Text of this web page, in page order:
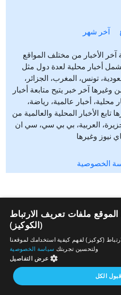
آخر شهر
آخر الأخبار من مختلف المواقع
أخبار محلية لعدة دول مثل
تونس، المغرب، الجزائر،
وغيرها آخر خبر يتيح متابعة أخبار
أخبار عالمية، رياضة،
تابع الأخبار المحلية والعالمية من
العربية، بي بي سي، سي ان
نيوز وغيرها
الخصوصية
ملفات تعريف الارتباط
(الكوكيز)
(كوكيز) لفهم كيفية استخدامك لموقعنا
ولتحسين تجربتك سياسة الخصوصية
عرض التفاصيل
قبول الكل